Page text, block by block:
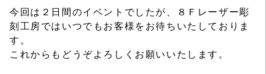
今回は２日間のイベントでしたが、８Ｆレーザー彫
刻工房ではいつでもお客様をお待ちいたしておりま
す。
これからもどうぞよろしくお願いいたします。